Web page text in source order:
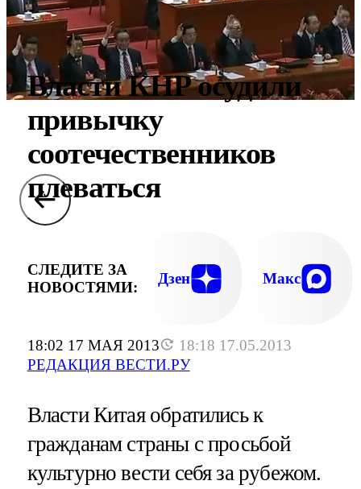
18:02 17 МАЯ 2013
18:18 17.05.2013
РЕДАКЦИЯ ВЕСТИ.РУ
Власти КНР осудили
привычку
соотечественников
плеваться
СЛЕДИТЕ ЗА
НОВОСТЯМИ:
Дзен Макс
Власти Китая обратились к
гражданам страны с просьбой
культурно вести себя за рубежом.